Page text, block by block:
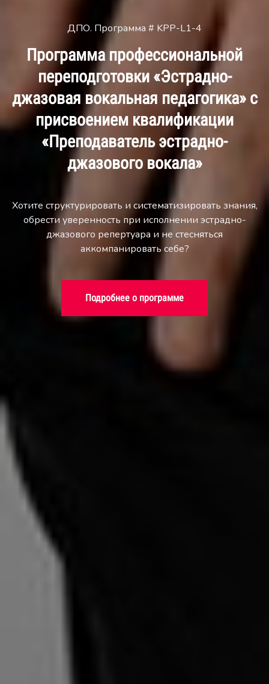
ДПО. Программа # KPP-L1-4
Программа профессиональной
переподготовки «Эстрадно-
джазовая вокальная педагогика» с
присвоением квалификации
«Преподаватель эстрадно-
джазового вокала»
Хотите структурировать и систематизировать знания,
обрести уверенность при исполнении эстрадно-
джазового репертуара и не стесняться
аккомпанировать себе?
Подробнее о программе